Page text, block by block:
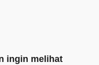
ingin melihat